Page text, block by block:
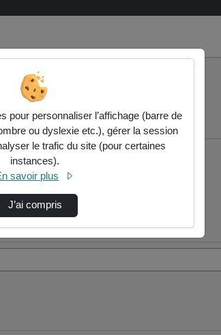
pour personnaliser l’affichage (barre de
ou dyslexie etc.), gérer la session
le trafic du site (pour certaines
instances).
savoir plus
J’ai compris